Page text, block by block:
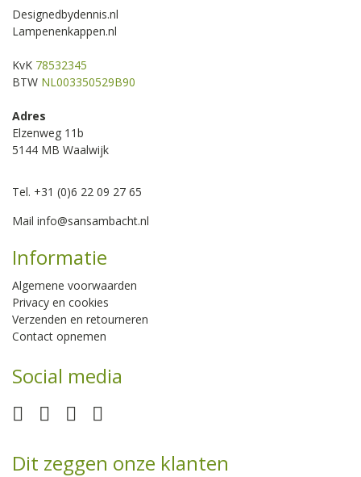
Designedbydennis.nl
Lampenenkappen.nl
KvK 78532345
BTW NL003350529B90
Adres
Elzenweg 11b
5144 MB Waalwijk
Tel. +31 (0)6 22 09 27 65
Mail info@sansambacht.nl
Informatie
Algemene voorwaarden
Privacy en cookies
Verzenden en retourneren
Contact opnemen
Social media
Dit zeggen onze klanten